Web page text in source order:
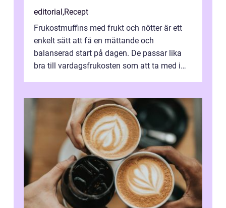
editorial,Recept
Frukostmuffins med frukt och nötter är ett
enkelt sätt att få en mättande och
balanserad start på dagen. De passar lika
bra till vardagsfrukosten som att ta med i